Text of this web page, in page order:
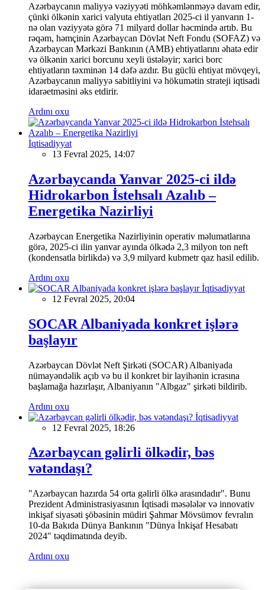
Azərbaycanın maliyyə vəziyyəti möhkəmlənməyə davam edir,
çünki ölkənin xarici valyuta ehtiyatları 2025-ci il yanvarın 1-
nə olan vəziyyətə görə 71 milyard dollar həcmində artıb. Bu
rəqəm, həmçinin Azərbaycan Dövlət Neft Fondu (SOFAZ) və
Azərbaycan Mərkəzi Bankının (AMB) ehtiyatlarını əhatə edir
və ölkənin xarici borcunu xeyli üstələyir; xarici borc
ehtiyatların təxminən 14 dəfə azdır. Bu güclü ehtiyat mövqeyi,
Azərbaycanın maliyyə sabitliyini və hökumətin strateji iqtisadi
idarəetməsini əks etdirir.
Ardını oxu
İqtisadiyyat
13 Fevral 2025, 14:07
Azərbaycanda Yanvar 2025-ci ildə
Hidrokarbon İstehsalı Azalıb –
Energetika Nazirliyi
Azərbaycan Energetika Nazirliyinin operativ məlumatlarına
görə, 2025-ci ilin yanvar ayında ölkədə 2,3 milyon ton neft
(kondensatla birlikdə) və 3,9 milyard kubmetr qaz hasil edilib.
Ardını oxu
İqtisadiyyat
12 Fevral 2025, 20:04
SOCAR Albaniyada konkret işlərə
başlayır
Azərbaycan Dövlət Neft Şirkəti (SOCAR) Albaniyada
nümayəndəlik açıb və bu il konkret bir layihənin icrasına
başlamağa hazırlaşır, Albaniyanın "Albgaz" şirkəti bildirib.
Ardını oxu
İqtisadiyyat
12 Fevral 2025, 18:26
Azərbaycan gəlirli ölkədir, bəs
vətəndaşı?
"Azərbaycan hazırda 54 orta gəlirli ölkə arasındadır". Bunu
Prezident Administrasiyasının İqtisadi məsələlər və innovativ
inkişaf siyasəti şöbəsinin müdiri Şahmar Mövsümov fevralın
10-da Bakıda Dünya Bankının "Dünya İnkişaf Hesabatı
2024" təqdimatında deyib.
Ardını oxu